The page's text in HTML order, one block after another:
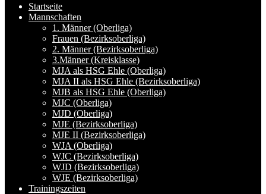
Startseite
Mannschaften
1. Männer (Oberliga)
Frauen (Bezirksoberliga)
2. Männer (Bezirksoberliga)
3.Männer (Kreisklasse)
MJA als HSG Ehle (Oberliga)
MJA II als HSG Ehle (Bezirksoberliga)
MJB als HSG Ehle (Oberliga)
MJC (Oberliga)
MJD (Oberliga)
MJE (Bezirksoberliga)
MJE II (Bezirksoberliga)
WJA (Oberliga)
WJC (Bezirksoberliga)
WJD (Bezirksoberliga)
WJE (Bezirksoberliga)
Trainingszeiten